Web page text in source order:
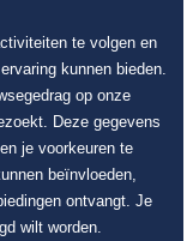
te volgen en
kunnen bieden.
op onze
Deze gegevens
je voorkeuren te
beïnvloeden,
ontvangt. Je
wilt worden.